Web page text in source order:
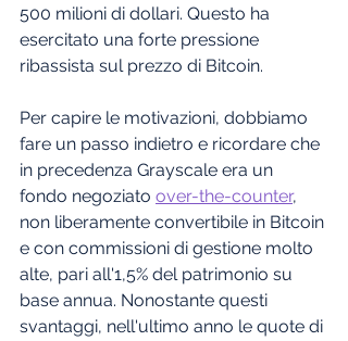
500 milioni di dollari. Questo ha
esercitato una forte pressione
ribassista sul prezzo di Bitcoin.
Per capire le motivazioni, dobbiamo
fare un passo indietro e ricordare che
in precedenza Grayscale era un
fondo negoziato over-the-counter,
non liberamente convertibile in Bitcoin
e con commissioni di gestione molto
alte, pari all'1,5% del patrimonio su
base annua. Nonostante questi
svantaggi, nell'ultimo anno le quote di